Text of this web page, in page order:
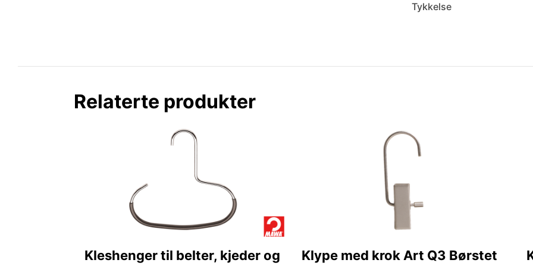
Tykkelse
Relaterte produkter
Kleshenger til belter, kjeder og
Klype med krok Art Q3 Børstet